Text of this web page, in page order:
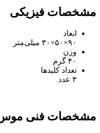
مشخصات فیزیکی
ابعاد
۹۰×۵۰×۳۰ میلی‌متر
وزن
۴۰ گرم
تعداد کلیدها
۳ عدد
مشخصات فنی